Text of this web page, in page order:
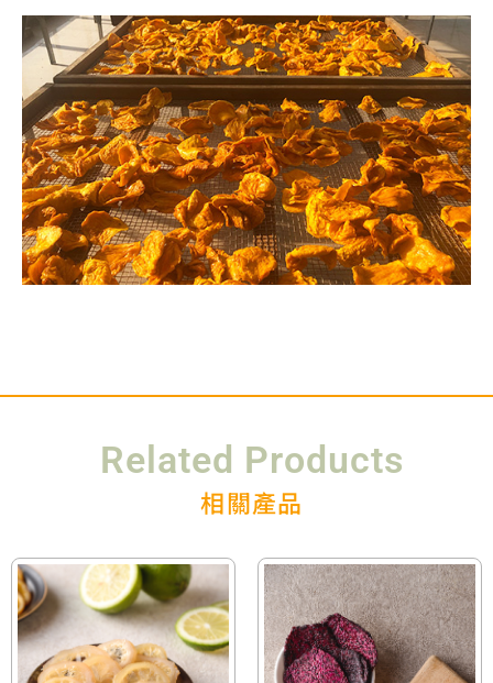
Related Products
相關產品